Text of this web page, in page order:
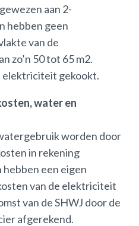
aan 2-
hebben geen
van de
zo’n 50 tot 65 m2.
elektriciteit gekookt.
water en
worden door
in rekening
een eigen
van de elektriciteit
van de SHWJ door de
afgerekend.